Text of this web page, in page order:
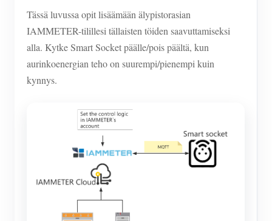
Tässä luvussa opit lisäämään älypistorasian
IAMMETER-tilillesi tällaisten töiden saavuttamiseksi
alla. Kytke Smart Socket päälle/pois päältä, kun
aurinkoenergian teho on suurempi/pienempi kuin
kynnys.